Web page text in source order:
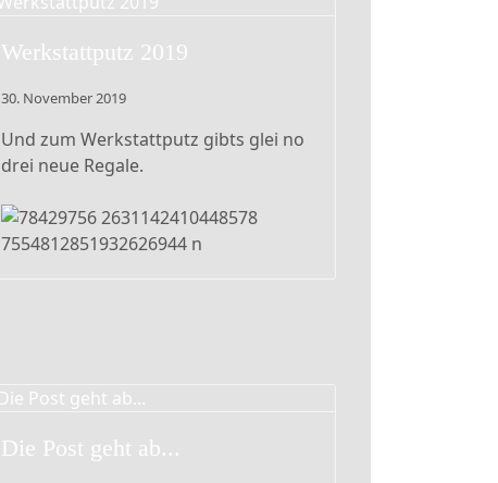
Werkstattputz 2019
30. November 2019
Und zum Werkstattputz gibts glei no
drei neue Regale.
Die Post geht ab...